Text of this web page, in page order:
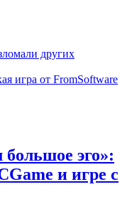
других
игра от FromSoftware
эго»:
и игре с